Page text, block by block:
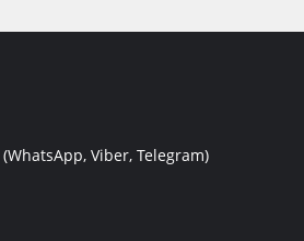
(WhatsApp, Viber, Telegram)